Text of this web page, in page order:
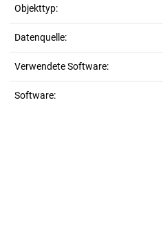
Objekttyp:
Datenquelle:
Verwendete Software:
Software: